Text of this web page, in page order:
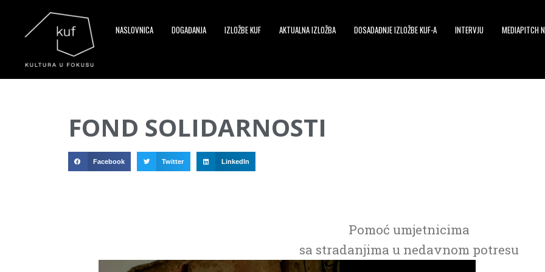
NASLOVNICA DOGAĐANJA IZLOŽBE KUF AKTUALNA IZLOŽBA DOSADAĐNJE IZLOŽBE KUF-A INTERVJU MEDIAPITCH
FOND SOLIDARNOSTI
Facebook Twitter LinkedIn
Pomoć umjetnicima
sa stradanjima u nedavnom potresu